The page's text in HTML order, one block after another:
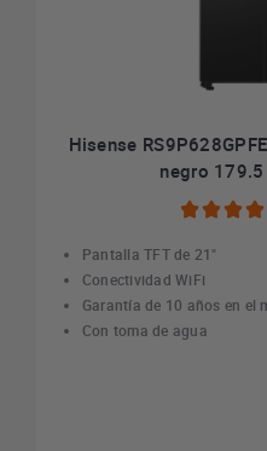
Hisense
negro
Pantalla TFT de 21"
Conectividad WiFi
Garantía de 10 años en el
Con toma de agua